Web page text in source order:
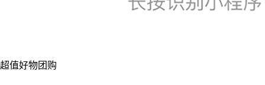
超值好物团购